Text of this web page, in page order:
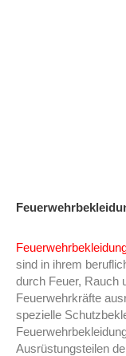
sind in ihrem
durch Feuer, Rauch
Feuerwehrkräfte
spezielle
Ausrüstungsteilen